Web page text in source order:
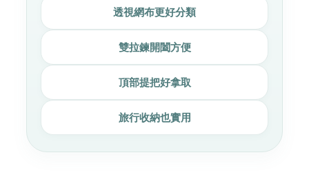
透視網布更好分類
雙拉鍊開闔方便
頂部提把好拿取
旅行收納也實用